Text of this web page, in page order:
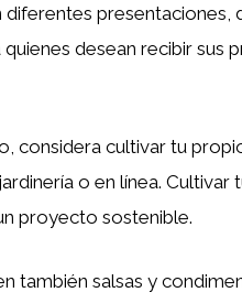
presentaciones,
desean recibir sus
considera cultivar tu
o en línea. Cultivar
proyecto sostenible.
también salsas y